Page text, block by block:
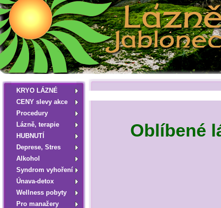
KRYO LÁZNÉ
CENY slevy akce
Procedury
Lázně, terapie
HUBNUTÍ
Deprese, Stres
Alkohol
Syndrom vyhoření
Únava-detox
Wellness pobyty
Pro manažery
Oblíbené